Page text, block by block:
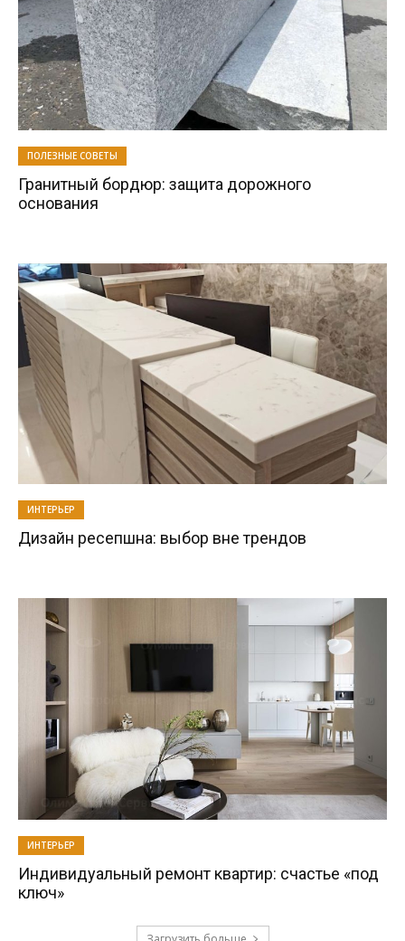
ПОЛЕЗНЫЕ СОВЕТЫ
Гранитный бордюр: защита дорожного
основания
ИНТЕРЬЕР
Дизайн ресепшна: выбор вне трендов
ИНТЕРЬЕР
Индивидуальный ремонт квартир: счастье «под
ключ»